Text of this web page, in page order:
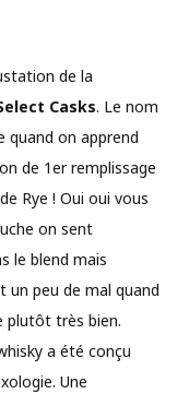
de la
Casks. Le nom
quand on apprend
de 1er remplissage
Rye ! Oui oui vous
on sent
le blend mais
un peu de mal quand
plutôt très bien.
a été conçu
Une